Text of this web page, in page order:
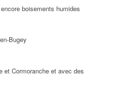
boisements humides
Bugey
et Cormoranche et avec des